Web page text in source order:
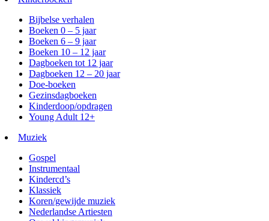
Bijbelse verhalen
Boeken 0 – 5 jaar
Boeken 6 – 9 jaar
Boeken 10 – 12 jaar
Dagboeken tot 12 jaar
Dagboeken 12 – 20 jaar
Doe-boeken
Gezinsdagboeken
Kinderdoop/opdragen
Young Adult 12+
Muziek
Gospel
Instrumentaal
Kindercd’s
Klassiek
Koren/gewijde muziek
Nederlandse Artiesten